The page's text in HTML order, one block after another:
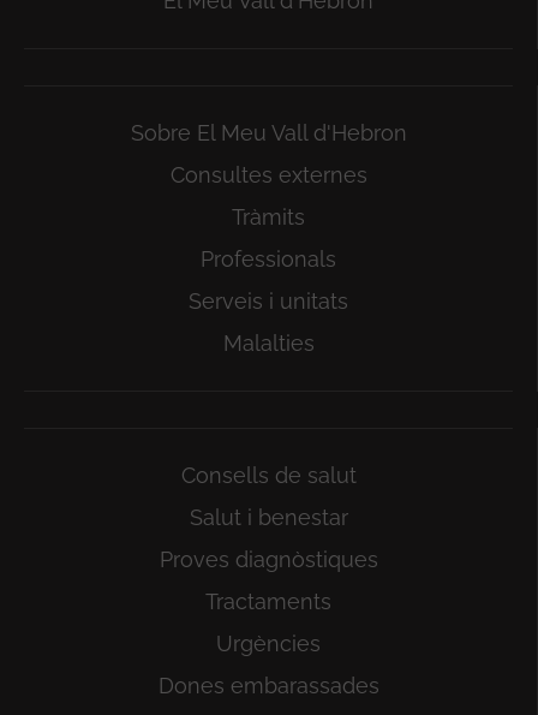
Sobre El Meu Vall d'Hebron
Consultes externes
Tràmits
Professionals
Serveis i unitats
Malalties
Consells de salut
Salut i benestar
Proves diagnòstiques
Tractaments
Urgències
Dones embarassades